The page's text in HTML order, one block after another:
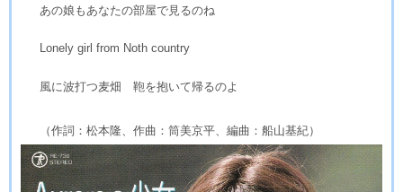
あの娘もあなたの部屋で見るのね
Lonely girl from Noth country
風に波打つ麦畑 鞄を抱いて帰るのよ
（作詞：松本隆、作曲：筒美京平、編曲：船山基紀）